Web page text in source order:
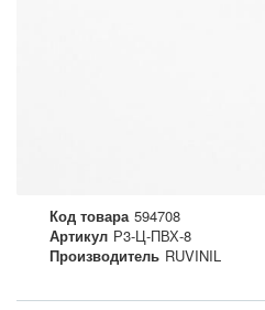
Код товара 594708
Артикул Р3-Ц-ПВХ-8
Производитель RUVINIL